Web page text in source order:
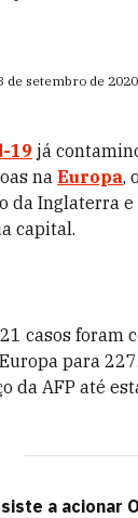
de setembro de 2020
19 já
na Europa,
da Inglaterra
capital.
casos foram
para
da AFP até
a acionar